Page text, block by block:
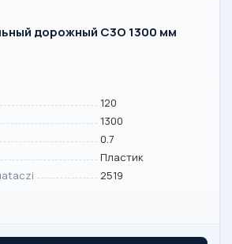
дорожный С3О 1300 мм
120
1300
0.7
Пластик
2519